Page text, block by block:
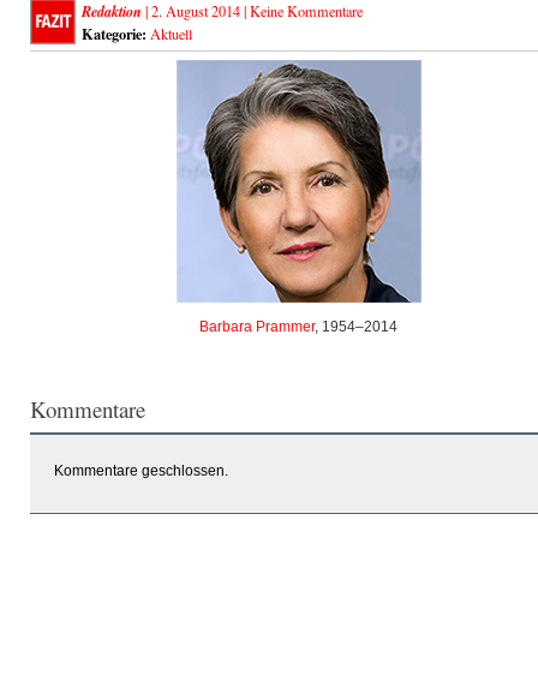
Redaktion | 2. August 2014 |Keine Kommentare
Kategorie: Aktuell
Barbara Prammer, 1954–2014
Kommentare
Kommentare geschlossen.